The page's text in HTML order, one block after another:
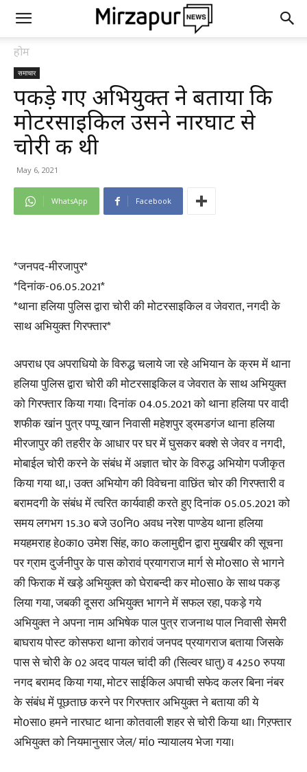
होम
समाचार
पकड़े गए अभियुक्त ने बताया कि
मोटरसाइकिल उसने नारघाट से
चोरी की थी
May 6, 2021
WhatsApp Facebook
*जनपद-मीरजापुर*
*दिनांक-06.05.2021*
*थाना हलिया पुलिस द्वारा चोरी की मोटरसाइकिल व जेवरात, नगदी के
साथ अभियुक्त गिरफ्तार*
अपराध एव अपराधियो के विरुद्ध चलाये जा रहे अभियान के क्रम में थाना
हलिया पुलिस द्वारा चोरी की मोटरसाइकिल व जेवरात के साथ अभियुक्त
को गिरफ्तार किया गया। दिनांक 04.05.2021 को थाना हलिया पर वादी
शफीक खांन पुत्र पप्पू खान निवासी महेशपुर ड्रमडगंज थाना हलिया
मीरजापुर की तहरीर के आधार पर घर में घुसकर बक्शे से जेवर व नगदी,
मोबाईल चोरी करने के संबंध में अज्ञात चोर के विरुद्ध अभियोग पजीकृत
किया गया था,। उक्त अभियोग की विवेचना वाछिंत चोर की गिरफ्तारी व
बरामदगी के संबंध में त्वरित कार्यवाही करते हुए दिनांक 05.05.2021 को
समय लगभग 15.30 बजे उ0नि0 अवध नरेश पाण्डेय थाना हलिया
मयहमराह हे0का0 उमेश सिंह, का0 कलामुद्दीन द्वारा मुखबीर की सूचना
पर ग्राम दुर्जनीपुर के पास कोरावं प्रयागराज मार्ग से मो0सा0 से भागने
की फिराक में खड़े अभियुक्त को घेराबन्दी कर मो0सा0 के साथ पकड़
लिया गया, जबकी दूसरा अभियुक्त भागने में सफल रहा, पकड़े गये
अभियुक्त ने अपना नाम अभिषेक पाल पुत्र राजनाथ पाल निवासी सेमरी
बाघराय पोस्ट कोसफरा थाना कोरावं जनपद प्रयागराज बताया जिसके
पास से चोरी के 02 अदद पायल चांदी की (सिल्वर धातु) व 4250 रुपया
नगद बरामद किया गया, मोटर साईकिल अपाची सफेद कलर बिना नंबर
के संबंध में पूछताछ करने पर गिरफ्तार अभियुक्त ने बताया की ये
मो0सा0 हमने नारघाट थाना कोतवाली शहर से चोरी किया था। गिऱफ्तार
अभियुक्त को नियमानुसार जेल/ मां0 न्यायालय भेजा गया।